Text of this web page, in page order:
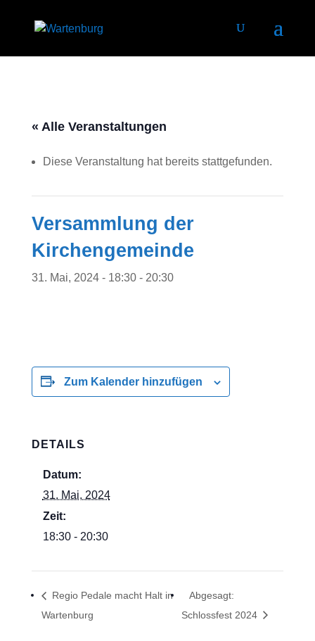
« Alle Veranstaltungen
Diese Veranstaltung hat bereits stattgefunden.
Versammlung der
Kirchengemeinde
31. Mai, 2024 - 18:30- 20:30
Zum Kalender hinzufügen
DETAILS
Datum:
31. Mai, 2024
Zeit:
18:30 - 20:30
Regio Pedale macht Halt in
Wartenburg
Abgesagt:
Schlossfest 2024